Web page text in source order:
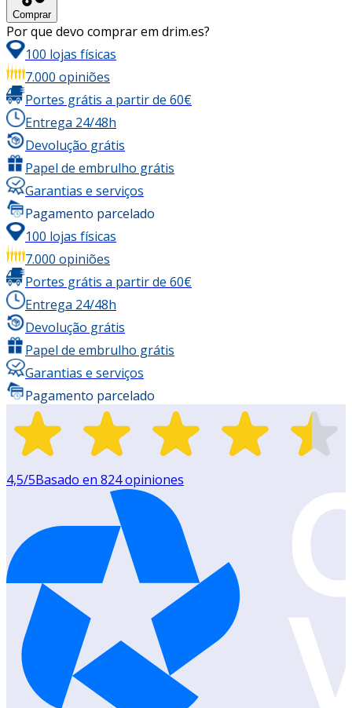
Comprar
Por que devo comprar em drim.es?
100 lojas físicas
7.000 opiniões
Portes grátis a partir de 60€
Entrega 24/48h
Devolução grátis
Papel de embrulho grátis
Garantias e serviços
Pagamento parcelado
100 lojas físicas
7.000 opiniões
Portes grátis a partir de 60€
Entrega 24/48h
Devolução grátis
Papel de embrulho grátis
Garantias e serviços
Pagamento parcelado
4,5/5Basado en 824opiniones